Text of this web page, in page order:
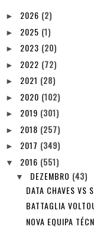
► 2026 (2)
► 2025 (1)
► 2023 (20)
► 2022 (72)
► 2021 (28)
► 2020 (102)
► 2019 (301)
► 2018 (257)
► 2017 (349)
▼ 2016 (551)
▼ DEZEMBRO (43)
DATA CHAVES VS
BATTAGLIA
NOVA EQUIPA